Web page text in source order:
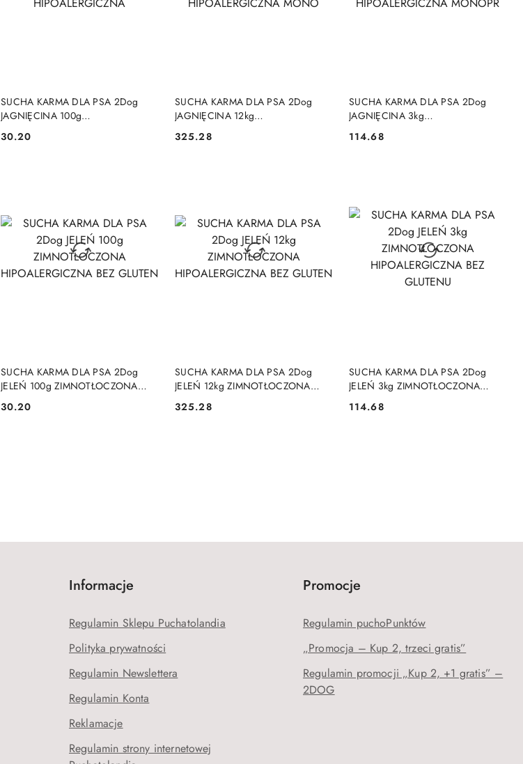
SUCHA KARMA DLA PSA 2Dog
JAGNIĘCINA 100g
HIPOALERGICZNA
Cena:
30.20
DO KOSZYKA
SUCHA KARMA DLA PSA 2Dog
JAGNIĘCINA 12kg
HIPOALERGICZNA MONO
Cena:
325.28
DO KOSZYKA
SUCHA KARMA DLA PSA 2Dog
JAGNIĘCINA 3kg
HIPOALERGICZNA MONOPR
Cena:
114.68
DO KOSZYKA
SUCHA KARMA DLA PSA 2Dog
JELEŃ 100g ZIMNOTŁOCZONA
Cena:
30.20
DO KOSZYKA
SUCHA KARMA DLA PSA 2Dog
JELEŃ 12kg ZIMNOTŁOCZONA
Cena:
325.28
DO KOSZYKA
SUCHA KARMA DLA PSA 2Dog
JELEŃ 3kg ZIMNOTŁOCZONA
Cena:
114.68
DO KOSZYKA
Informacje
Regulamin Sklepu Puchatolandia
Polityka prywatności
Regulamin Newslettera
Regulamin Konta
Reklamacje
Regulamin strony internetowej
Promocje
Regulamin puchoPunktów
„Promocja – Kup 2, trzeci gratis”
Regulamin promocji „Kup 2, +1 gratis” –
2DOG